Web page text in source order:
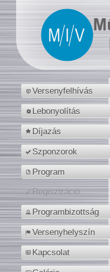
Versenyfelhívás
Lebonyolítás
Díjazás
Szponzorok
Program
Regisztráció
Programbizottság
Versenyhelyszín
Kapcsolat